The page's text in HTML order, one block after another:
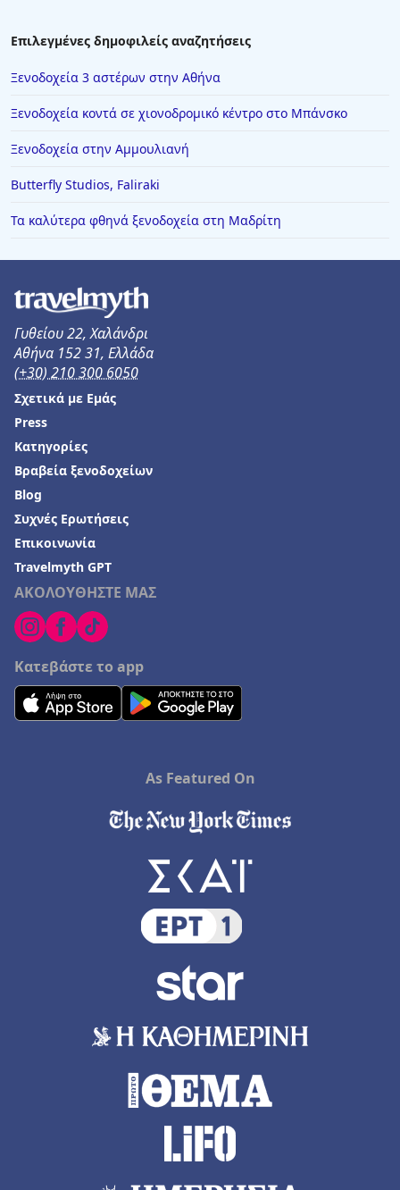
Επιλεγμένες δημοφιλείς αναζητήσεις
Ξενοδοχεία 3 αστέρων στην Αθήνα
Ξενοδοχεία κοντά σε χιονοδρομικό κέντρο στο Μπάνσκο
Ξενοδοχεία στην Αμμουλιανή
Butterfly Studios, Faliraki
Τα καλύτερα φθηνά ξενοδοχεία στη Μαδρίτη
Γυθείου 22, Χαλάνδρι
Αθήνα 152 31, Ελλάδα
(+30) 210 300 6050
ΑΚΟΛΟΥΘΗΣΤΕ ΜΑΣ
Κατεβάστε το app
Σχετικά με Εμάς
Press
Κατηγορίες
Βραβεία ξενοδοχείων
Blog
Συχνές Ερωτήσεις
Επικοινωνία
Travelmyth GPT
As Featured On